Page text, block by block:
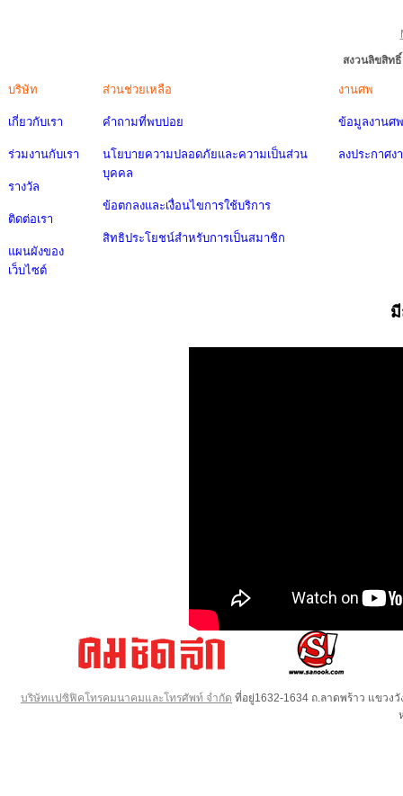
สงวนลิขสิท
บริษัท
เกี่ยวกับเรา
ร่วมงานกับเรา
รางวัล
ติดต่อเรา
แผนผังของ
เว็บไซต์
ส่วนช่วยเหลือ
คำถามที่พบบ่อย
นโยบายความปลอดภัยและความเป็นส่วน
บุคคล
ข้อตกลงและเงื่อนไขการใช้บริการ
สิทธิประโยชน์สำหรับการเป็นสมาชิก
งานศพ
ข้อมูลงานศพ
ลงประกาศง
บริษัทแปซิฟิคโทรคมนาคมและโทรศัพท์ จำกัด ที่อยู่1632-1634 ถ.ลาดพร้าว แขวง